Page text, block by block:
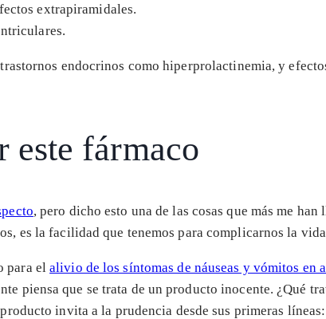
extrapiramidales.
endocrinos como hiperprolactinemia, y
fármaco
, pero dicho esto una de las cosas que más me
es la facilidad que tenemos para complicarnos la
para elalivio de los síntomas de náuseas y vómitos en
piensa que se trata de un producto inocente. ¿Qué
invita a la prudencia desde sus primeras líneas: